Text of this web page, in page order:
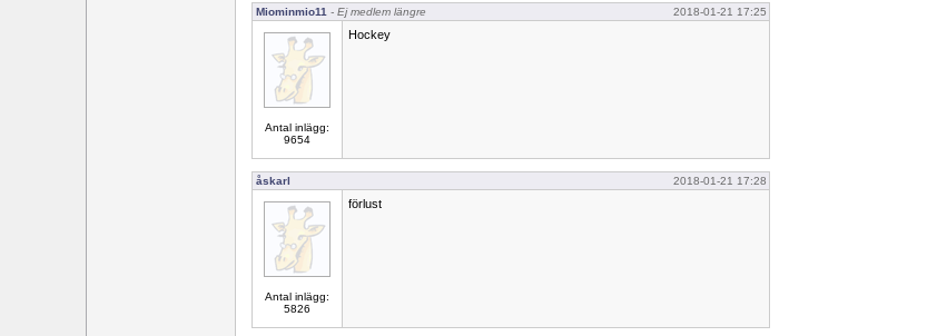
Miominmio11 - Ej medlem längre 2018-01-21 17:25
Antal inlägg:
9654
Hockey
åskarl 2018-01-21 17:28
Antal inlägg:
5826
förlust